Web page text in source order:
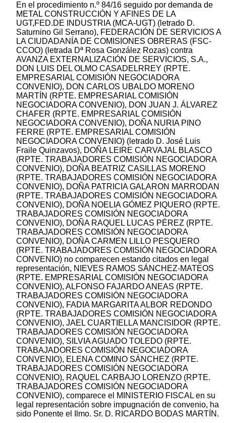
En el procedimiento n.º 84/16 seguido por demanda de
METAL CONSTRUCCIÓN Y AFINES DE LA
UGT,FED.DE INDUSTRIA (MCA-UGT) (letrado D.
Saturnino Gil Serrano), FEDERACIÓN DE SERVICIOS A
LA CIUDADANÍA DE COMISIONES OBRERAS (FSC-
CCOO) (letrada Dª Rosa González Rozas) contra
AVANZA EXTERNALIZACIÓN DE SERVICIOS, S.A.,
DON LUIS DEL OLMO CASADELRREY (RPTE.
EMPRESARIAL COMISIÓN NEGOCIADORA
CONVENIO), DON CARLOS UBALDO MORENO
MARTÍN (RPTE. EMPRESARIAL COMISIÓN
NEGOCIADORA CONVENIO), DON JUAN J. ÁLVAREZ
CHAFER (RPTE. EMPRESARIAL COMISIÓN
NEGOCIADORA CONVENIO), DOÑA NURIA PINO
FERRE (RPTE. EMPRESARIAL COMISIÓN
NEGOCIADORA CONVENIO) (letrado D. José Luis
Fraile Quinzavos), DOÑA LEIRE CARVAJAL BLASCO
(RPTE. TRABAJADORES COMISIÓN NEGOCIADORA
CONVENIO), DOÑA BEATRIZ CASILLAS MORENO
(RPTE. TRABAJADORES COMISIÓN NEGOCIADORA
CONVENIO), DOÑA PATRICIA GALARON MARRODAN
(RPTE. TRABAJADORES COMISIÓN NEGOCIADORA
CONVENIO), DOÑA NOELIA GÓMEZ PIQUERO (RPTE.
TRABAJADORES COMISIÓN NEGOCIADORA
CONVENIO), DOÑA RAQUEL LUCAS PÉREZ (RPTE.
TRABAJADORES COMISIÓN NEGOCIADORA
CONVENIO), DOÑA CARMEN LILLO PESQUERO
(RPTE. TRABAJADORES COMISIÓN NEGOCIADORA
CONVENIO) no comparecen estando citados en legal
representación, NIEVES RAMOS SÁNCHEZ-MATEOS
(RPTE. EMPRESARIAL COMISIÓN NEGOCIADORA
CONVENIO), ALFONSO FAJARDO ANEAS (RPTE.
TRABAJADORES COMISIÓN NEGOCIADORA
CONVENIO), FADIA MARGARITA ALBOR REDONDO
(RPTE. TRABAJADORES COMISIÓN NEGOCIADORA
CONVENIO), JAEL CUARTIELLA MANCISIDOR (RPTE.
TRABAJADORES COMISIÓN NEGOCIADORA
CONVENIO), SILVIA AGUADO TOLEDO (RPTE.
TRABAJADORES COMISIÓN NEGOCIADORA
CONVENIO), ELENA COMINO SÁNCHEZ (RPTE.
TRABAJADORES COMISIÓN NEGOCIADORA
CONVENIO), RAQUEL CARBAJO LORENZO (RPTE.
TRABAJADORES COMISIÓN NEGOCIADORA
CONVENIO), comparece el MINISTERIO FISCAL en su
legal representación sobre impugnación de convenio, ha
sido Ponente el Ilmo. Sr. D. RICARDO BODAS MARTÍN.